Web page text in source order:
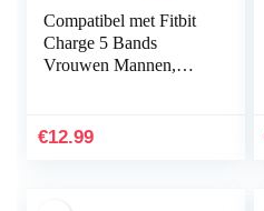
Compatibel met Fitbit
Charge 5 Bands
Vrouwen Mannen,
Horlogeband
€12.99